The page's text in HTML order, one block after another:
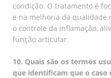
condição. O tratamento é
e na melhoria da qualidade
o controle da inflamação,
função articular.
10. Quais são os termos
que identificam que o caso